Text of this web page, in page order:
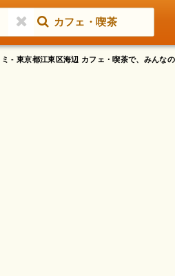
カフェ・喫茶
ミ - 東京都江東区海辺 カフェ・喫茶で、みんな